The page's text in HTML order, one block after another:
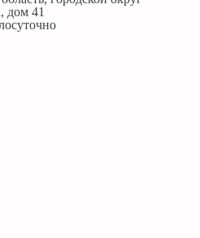
дом 41